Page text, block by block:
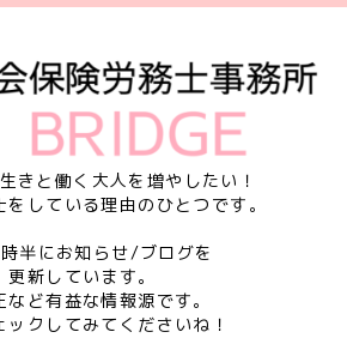
きと働く大人を増やしたい！
をしている理由のひとつです。
半にお知らせ/ブログを
更新しています。
など有益な情報源です。
ックしてみてくださいね！